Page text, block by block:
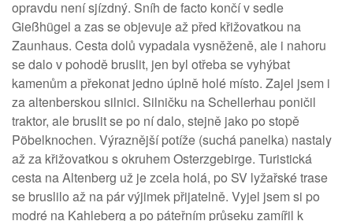
opravdu není sjízdný. Sníh de facto končí v sedle
Gießhügel a zas se objevuje až před křižovatkou na
Zaunhaus. Cesta dolů vypadala vysněženě, ale i nahoru
se dalo v pohodě bruslit, jen byl otřeba se vyhýbat
kamenům a překonat jedno úplně holé místo. Zajel jsem i
za altenberskou silnici. Silničku na Schellerhau poničil
traktor, ale bruslit se po ní dalo, stejně jako po stopě
Pöbelknochen. Výraznější potíže (suchá panelka) nastaly
až za křižovatkou s okruhem Osterzgebirge. Turistická
cesta na Altenberg už je zcela holá, po SV lyžařské trase
se bruslilo až na pár výjimek přijatelně. Vyjel jsem si po
modré na Kahleberg a po páteřním průseku zamířil k